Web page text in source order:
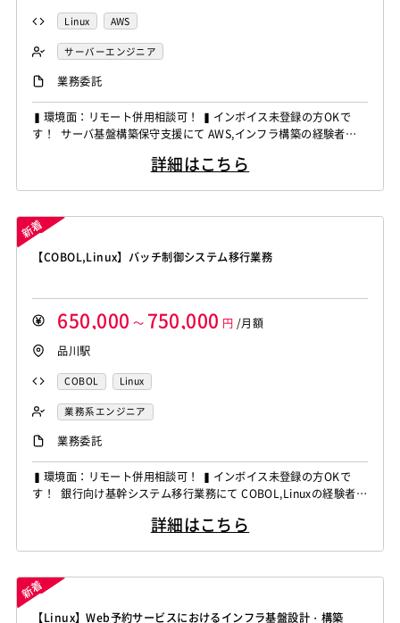
Linux AWS
サーバーエンジニア
業務委託
▍環境面：リモート併用相談可！ ▍インボイス未登録の方OKで
す！ サーバ基盤構築保守支援にて AWS,インフラ構築の経験者を
inuxサーバ構築対応 ・サーバ保守運用対応 ・パッチ管理システム
詳細はこちら
【COBOL,Linux】バッチ制御システム移行業務
650,000 ～ 750,000 円 /月額
品川駅
COBOL Linux
業務系エンジニア
業務委託
▍環境面：リモート併用相談可！ ▍インボイス未登録の方OKで
す！ 銀行向け基幹システム移行業務にて COBOL,Linuxの経験者を
・バッチ制御API開発対応 ・基本設計から保守運用対応 ・オープ
詳細はこちら
【Linux】Web予約サービスにおけるインフラ基盤設計・構築